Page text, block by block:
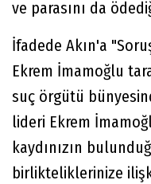
ve parasını da
İfadede Akın'a
Ekrem İmamoğlu
suç örgütü
lideri Ekrem
kaydınızın
birlikteliklerinize